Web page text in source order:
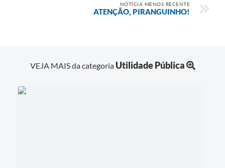
NOTÍCIA MENOS RECENTE
ATENÇÃO, PIRANGUINHO!
VEJA MAIS da categoria Utilidade Pública